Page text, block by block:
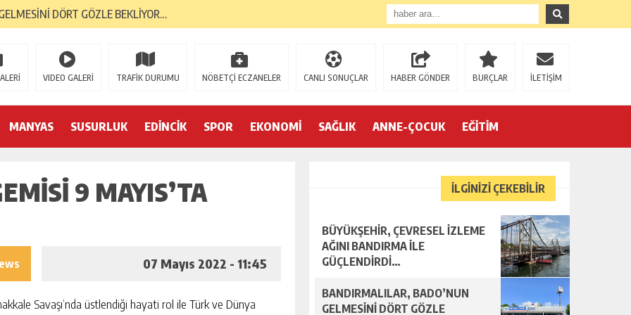
DÖRT GÖZLE BEKLİYOR…
SÜRDÜRDÜ…
DEMOKRASİ PLATFORMU’NDAN…
GAZİLERİNE 52 YIL SONRA AHD-İ VEFA…
YILINDA; 2 BİN 226 MEZUN…
VIDEO GALERİ TRAFİK DURUMU NÖBETÇİ ECZANELER CANLI SONUÇLAR HABER GÖNDER BURÇLAR İLETİŞİM
MANYAS SUSURLUK EDİNCİK SPOR EKONOMİ SAĞLIK ANNE-ÇOCUK EĞİTİM
9 MAYIS’TA
07 Mayıs 2022 - 11:45
Savaşı’nda üstlendiği hayati rol ile Türk ve Dünya
İLGİNİZİ ÇEKEBİLİR
BÜYÜKŞEHİR, ÇEVRESEL İZLEME
AĞINI BANDIRMA İLE
GÜÇLENDİRDİ…
BANDIRMALILAR, BADO’NUN
GELMESİNİ DÖRT GÖZLE